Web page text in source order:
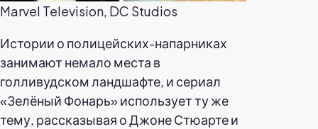
Marvel Television, DC Studios
Истории о полицейских-напарниках
занимают немало места в
голливудском ландшафте, и сериал
«Зелёный Фонарь» использует ту же
тему, рассказывая о Джоне Стюарте и